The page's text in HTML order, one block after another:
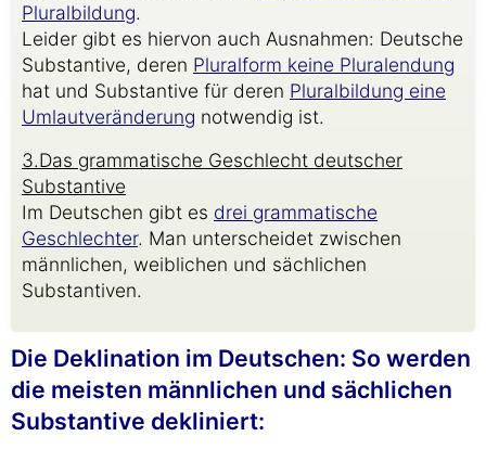
Pluralbildung.
Leider gibt es hiervon auch Ausnahmen: Deutsche
Substantive, deren Pluralform keine Pluralendung
hat und Substantive für deren Pluralbildung eine
Umlautveränderung notwendig ist.
3.Das grammatische Geschlecht deutscher
Substantive
Im Deutschen gibt es drei grammatische
Geschlechter. Man unterscheidet zwischen
männlichen, weiblichen und sächlichen
Substantiven.
Die Deklination im Deutschen: So werden
die meisten männlichen und sächlichen
Substantive dekliniert: